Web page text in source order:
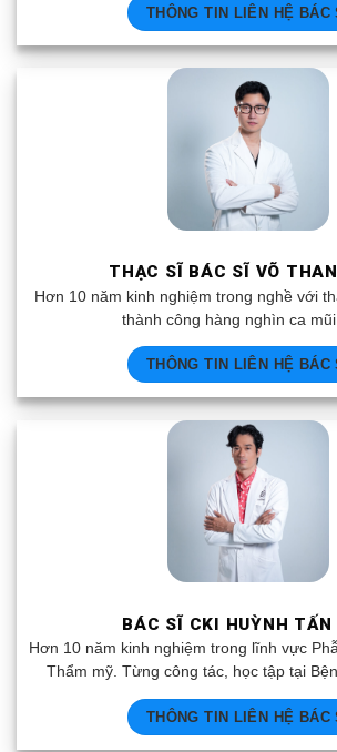
THÔNG TIN LIÊN HỆ BÁC
THẠC SĨ BÁC SĨ VÕ
Hơn 10 năm kinh nghiệm trong nghề với
thành công hàng nghìn ca
THÔNG TIN LIÊN HỆ BÁC
BÁC SĨ CKI HUỲNH
Hơn 10 năm kinh nghiệm trong lĩnh vực
Thẩm mỹ. Từng công tác, học tập tại
THÔNG TIN LIÊN HỆ BÁC